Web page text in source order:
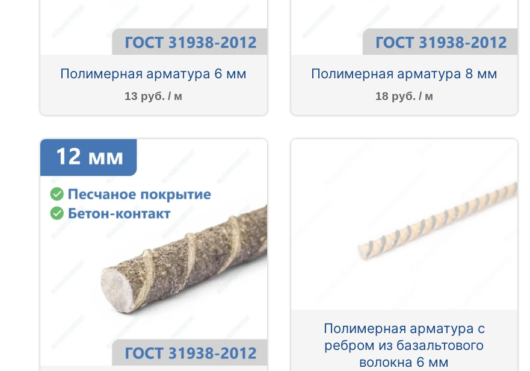
Полимерная арматура 6 мм
13 руб. / м
Полимерная арматура 8 мм
18 руб. / м
Полимерная арматура c
ребром из базальтового
волокна 6 мм